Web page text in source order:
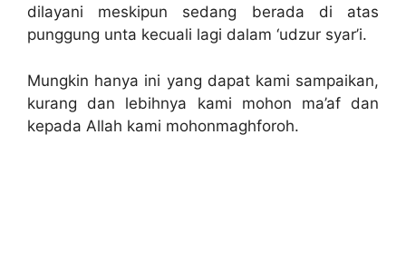
dilayani meskipun sedang berada di atas
punggung unta kecuali lagi dalam ‘udzur syar’i.
Mungkin hanya ini yang dapat kami sampaikan,
kurang dan lebihnya kami mohon ma’af dan
kepada Allah kami mohonmaghforoh.